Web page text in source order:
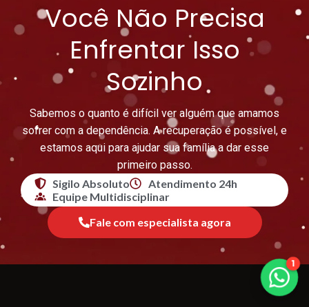
Você Não Precisa
Enfrentar Isso
Sozinho
Sabemos o quanto é difícil ver alguém que amamos
sofrer com a dependência. A recuperação é possível, e
estamos aqui para ajudar sua família a dar esse
primeiro passo.
Sigilo Absoluto
Atendimento 24h
Equipe Multidisciplinar
Fale com especialista agora
1